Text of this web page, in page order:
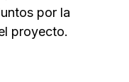
por la
proyecto.